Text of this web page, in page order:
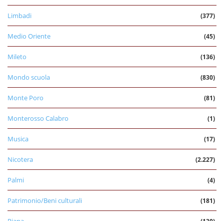
Limbadi (377)
Medio Oriente (45)
Mileto (136)
Mondo scuola (830)
Monte Poro (81)
Monterosso Calabro (1)
Musica (17)
Nicotera (2.227)
Palmi (4)
Patrimonio/Beni culturali (181)